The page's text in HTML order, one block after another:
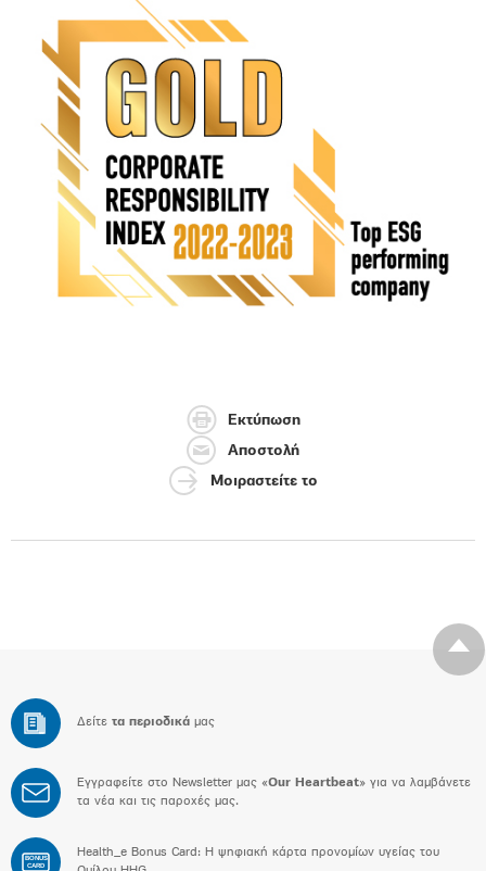
Εκτύπωση
Αποστολή
Μοιραστείτε το
Δείτε τα περιοδικά μας
Εγγραφείτε στο Newsletter μας «Our Heartbeat» για να λαμβάνετε
τα νέα και τις παροχές μας.
BONUS
CARD
Health_e Bonus Card: H ψηφιακή κάρτα προνομίων υγείας του